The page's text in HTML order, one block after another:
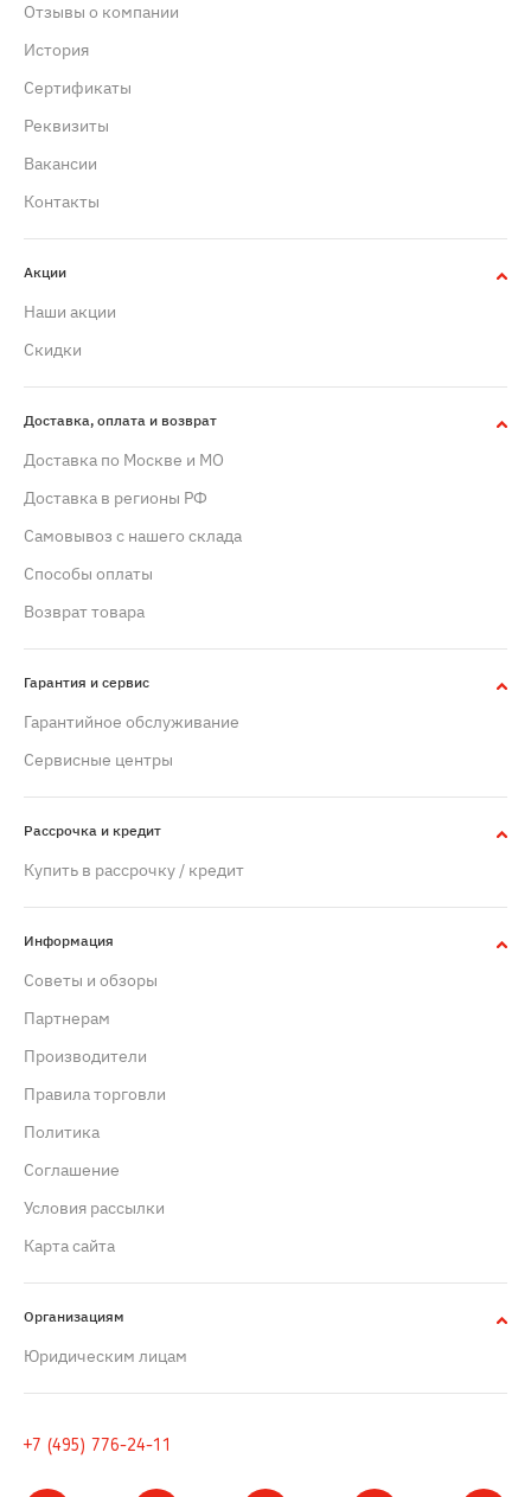
Отзывы о компании
История
Сертификаты
Реквизиты
Вакансии
Контакты
Акции
Наши акции
Скидки
Доставка, оплата и возврат
Доставка по Москве и МО
Доставка в регионы РФ
Самовывоз с нашего склада
Способы оплаты
Возврат товара
Гарантия и сервис
Гарантийное обслуживание
Сервисные центры
Рассрочка и кредит
Купить в рассрочку / кредит
Информация
Советы и обзоры
Партнерам
Производители
Правила торговли
Политика
Cоглашение
Условия рассылки
Карта сайта
Организациям
Юридическим лицам
+7 (495) 776-24-11